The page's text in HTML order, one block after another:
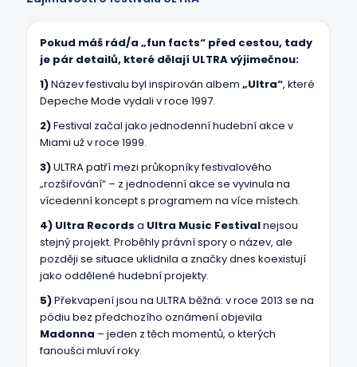
Pokud máš rád/a „fun facts“ před cestou, tady
je pár detailů, které dělají ULTRA výjimečnou:
1)Název festivalu byl inspirován albem „Ultra“, které
Depeche Mode vydali v roce 1997.
2)Festival začal jako jednodenní hudební akce v
Miami už v roce 1999.
3)ULTRA patří mezi průkopníky festivalového
„rozšiřování“ – z jednodenní akce se vyvinula na
vícedenní koncept s programem na více místech.
4) Ultra Records a Ultra Music Festivalnejsou
stejný projekt. Proběhly právní spory o název, ale
později se situace uklidnila a značky dnes koexistují
jako oddělené hudební projekty.
5)Překvapení jsou na ULTRA běžná: v roce 2013 se na
pódiu bez předchozího oznámení objevila
Madonna – jeden z těch momentů, o kterých
fanoušci mluví roky.